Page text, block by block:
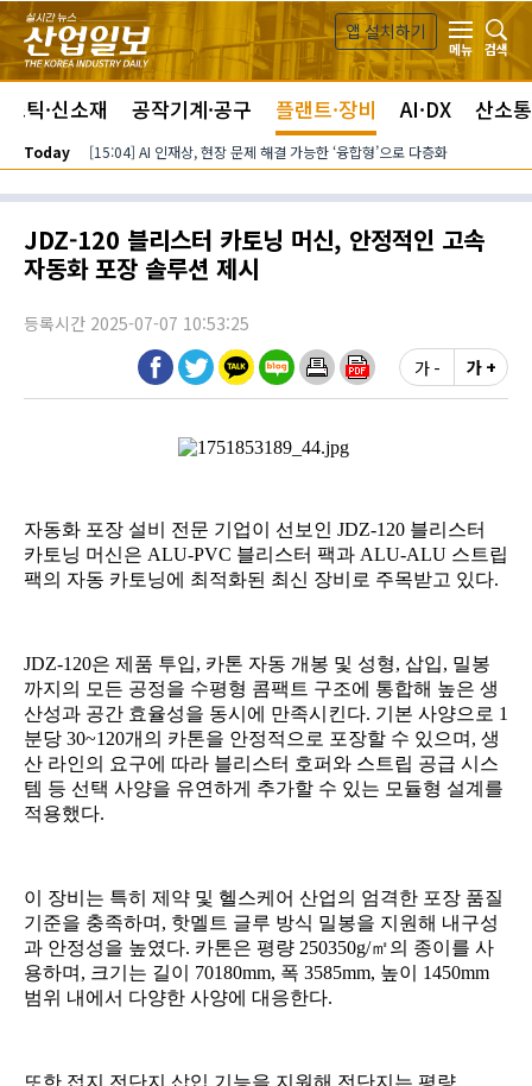
본문 바로가기
앱 설치하기
메뉴
검색
틱·신소재 공작기계·공구 플랜트·장비 AI·DX 산소통
Today [15:04] AI 인재상, 현장 문제 해결 가능한 ‘융합형’으로 다층화
JDZ-120 블리스터 카토닝 머신, 안정적인 고속
자동화 포장 솔루션 제시
등록시간 2025-07-07 10:53:25
가 -
가 +